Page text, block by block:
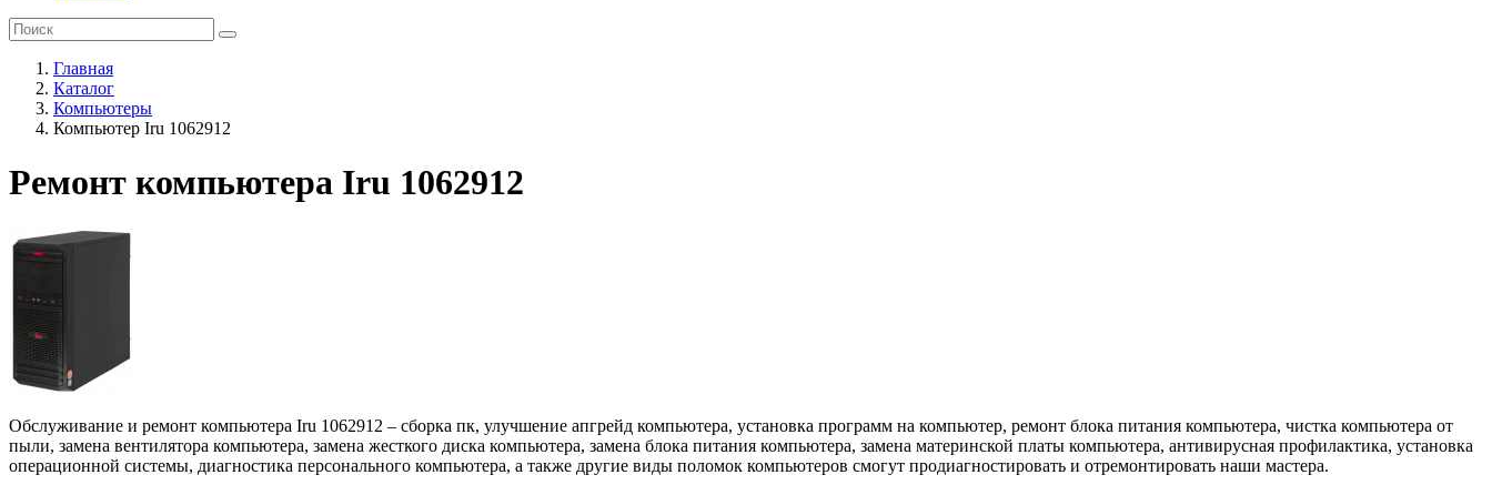
Главная
Каталог
Компьютеры
Компьютер Iru 1062912
Ремонт компьютера Iru 1062912
Обслуживание и ремонт компьютера Iru 1062912 – сборка пк, улучшение апгрейд компьютера, установка программ на компьютер, ремонт блока питания компьютера, чистка компьютера от
пыли, замена вентилятора компьютера, замена жесткого диска компьютера, замена блока питания компьютера, замена материнской платы компьютера, антивирусная профилактика, установка
операционной системы, диагностика персонального компьютера, а также другие виды поломок компьютеров смогут продиагностировать и отремонтировать наши мастера.